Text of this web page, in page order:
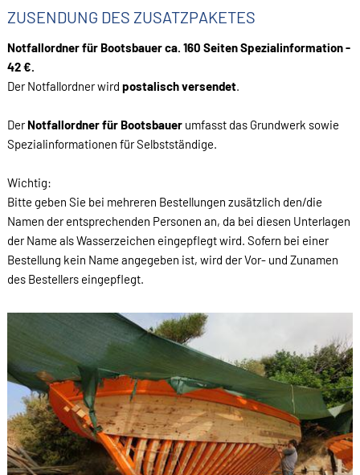
ZUSENDUNG DES ZUSATZPAKETES
Notfallordner für Bootsbauer ca. 160 Seiten Spezialinformation -
42 €.
Der Notfallordner wird postalisch versendet.
DerNotfallordner für Bootsbauer umfasst das Grundwerk sowie
Spezialinformationen für Selbstständige.
Wichtig:
Bitte geben Sie bei mehreren Bestellungen zusätzlich den/die
Namen der entsprechenden Personen an, da bei diesen Unterlagen
der Name als Wasserzeichen eingepflegt wird. Sofern bei einer
Bestellung kein Name angegeben ist, wird der Vor- und Zunamen
des Bestellers eingepflegt.